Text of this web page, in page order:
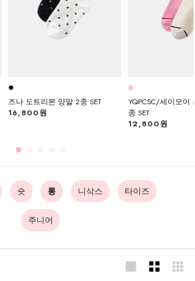
즈나 도트리본 양말 2종 SET
16,800원
YQPCSC/세이모어
종 SET
12,800원
숏 롱 니삭스 타이즈
주니어